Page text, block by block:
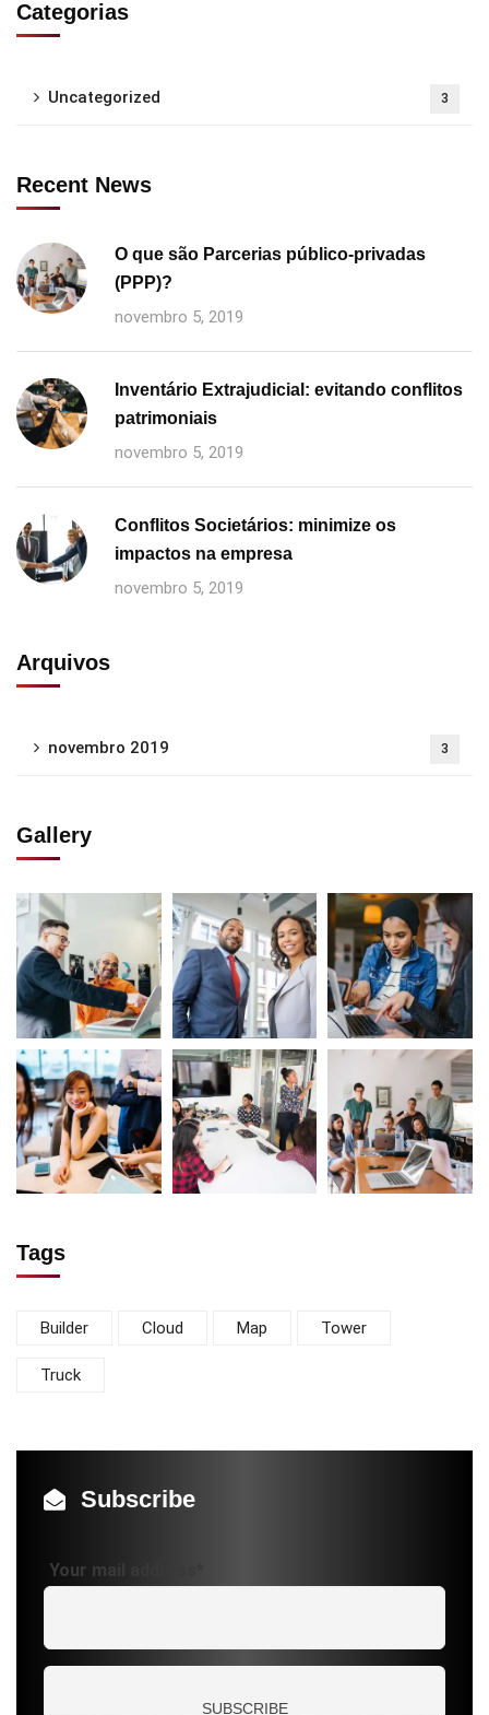
Categorias
Uncategorized 3
Recent News
O que são Parcerias público-privadas
(PPP)?
novembro 5, 2019
Inventário Extrajudicial: evitando conflitos
patrimoniais
novembro 5, 2019
Conflitos Societários: minimize os
impactos na empresa
novembro 5, 2019
Arquivos
novembro 2019 3
Gallery
Tags
Builder Cloud Map Tower
Truck
Subscribe
Your mail address*